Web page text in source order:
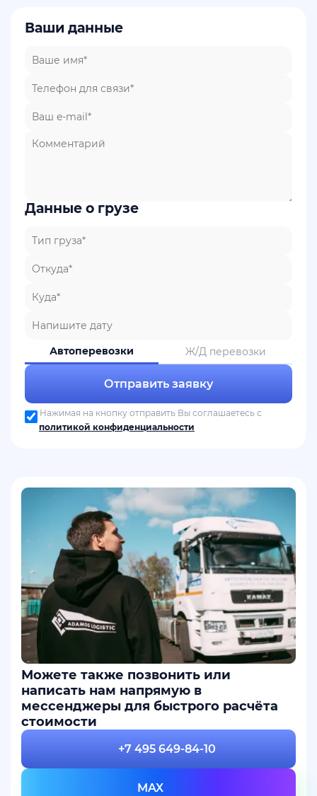
Ваши данные
Данные о грузе
Автоперевозки Ж/Д перевозки
Отправить заявку
Нажимая на кнопку отправить Вы соглашаетесь с
политикой конфиденциальности
Можете также позвонить или
написать нам напрямую в
мессенджеры для быстрого расчёта
стоимости
+7 495 649-84-10
MAX